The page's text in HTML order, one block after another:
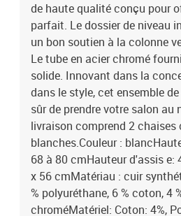
de haute qualité conçu pour
parfait. Le dossier de niveau
un bon soutien à la colonne
Le tube en acier chromé
solide. Innovant dans la
dans le style, cet ensemble
sûr de prendre votre salon au
livraison comprend 2 chaises
blanches.Couleur :
68 à 80 cmHauteur d'assis e:
x 56 cmMatériau : cuir
% polyuréthane, 6 % coton, 4
chroméMatériel: Coton: 4%,